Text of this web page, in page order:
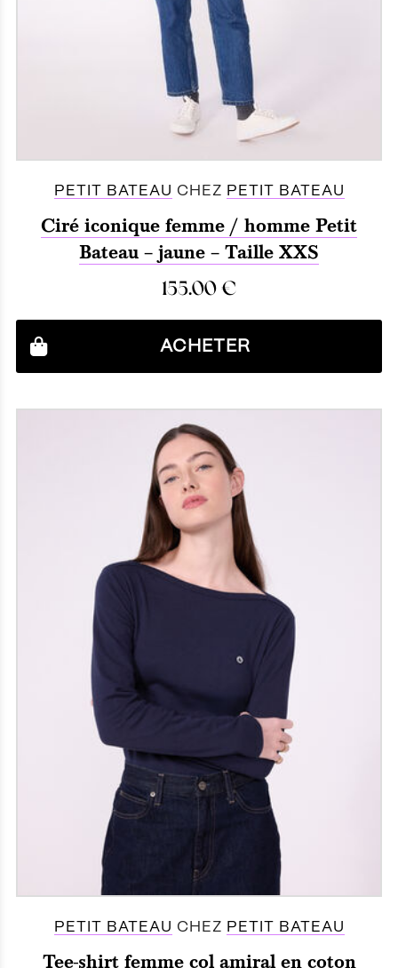
PETIT BATEAU CHEZ PETIT BATEAU
Ciré iconique femme / homme Petit
Bateau – jaune – Taille XXS
155.00 €
ACHETER
PETIT BATEAU CHEZ PETIT BATEAU
Tee-shirt femme col amiral en coton